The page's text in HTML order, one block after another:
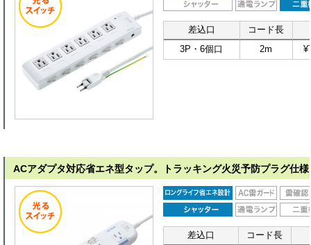
差込口
コード長
3P・6個口
2m
ACアダプタ対応省エネ型タップ。トラッキング火災予防プラグ仕
差込口 コード長